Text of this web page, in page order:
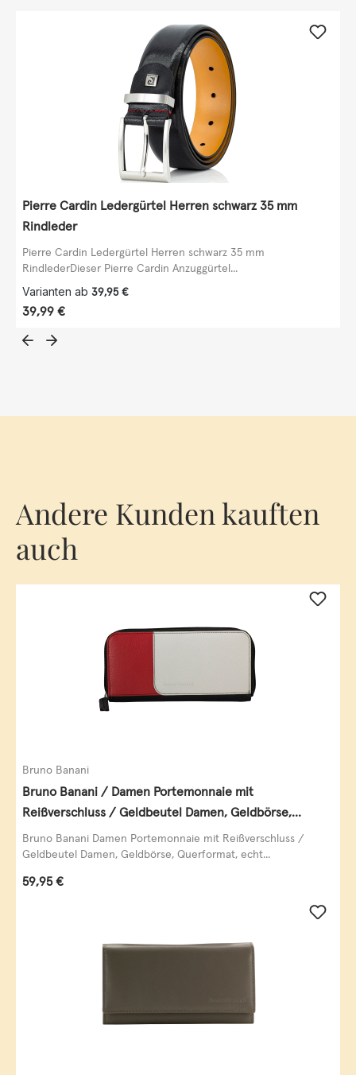
Pierre Cardin Ledergürtel Herren schwarz 35 mm
Rindleder
Pierre Cardin Ledergürtel Herren schwarz 35 mm
RindlederDieser Pierre Cardin Anzuggürtel...
Varianten ab 39,95 €
Regulärer Preis:
39,99 €
Andere Kunden kauften
auch
Bruno Banani
Bruno Banani / Damen Portemonnaie mit
Reißverschluss / Geldbeutel Damen, Geldbörse,
Querformat, echt Leder, black/white/red
Bruno Banani Damen Portemonnaie mit Reißverschluss /
Geldbeutel Damen, Geldbörse, Querformat, echt...
Regulärer Preis:
59,95 €